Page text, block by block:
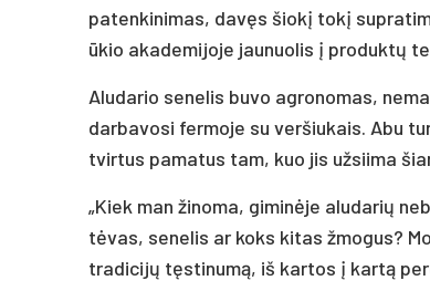
patenkinimas, davęs šiokį tokį
ūkio akademijoje jaunuolis į produktų
Aludario senelis buvo agronomas,
darbavosi fermoje su veršiukais. Abu
tvirtus pamatus tam, kuo jis užsiima
„Kiek man žinoma, giminėje aludarių
tėvas, senelis ar koks kitas žmogus?
tradicijų tęstinumą, iš kartos į kartą